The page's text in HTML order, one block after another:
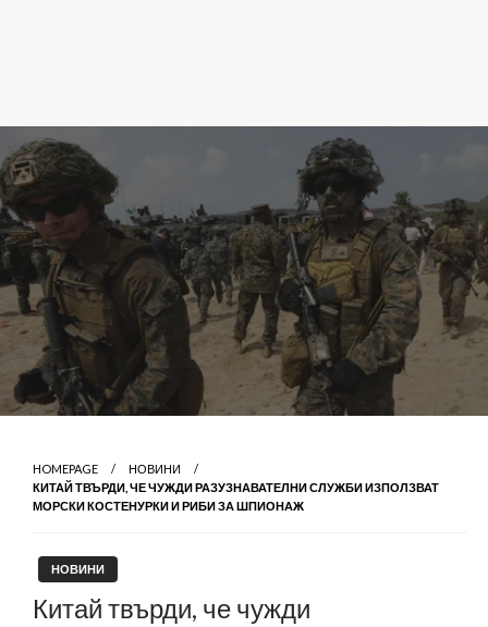
HOMEPAGE
НОВИНИ
КИТАЙ ТВЪРДИ, ЧЕ ЧУЖДИ РАЗУЗНАВАТЕЛНИ СЛУЖБИ ИЗПОЛЗВАТ
МОРСКИ КОСТЕНУРКИ И РИБИ ЗА ШПИОНАЖ
НОВИНИ
Китай твърди, че чужди